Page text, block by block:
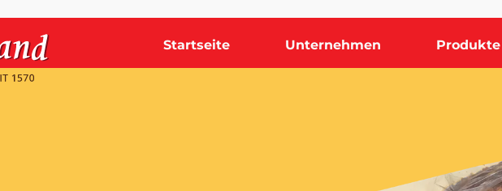
Startseite Unternehmen Produkte